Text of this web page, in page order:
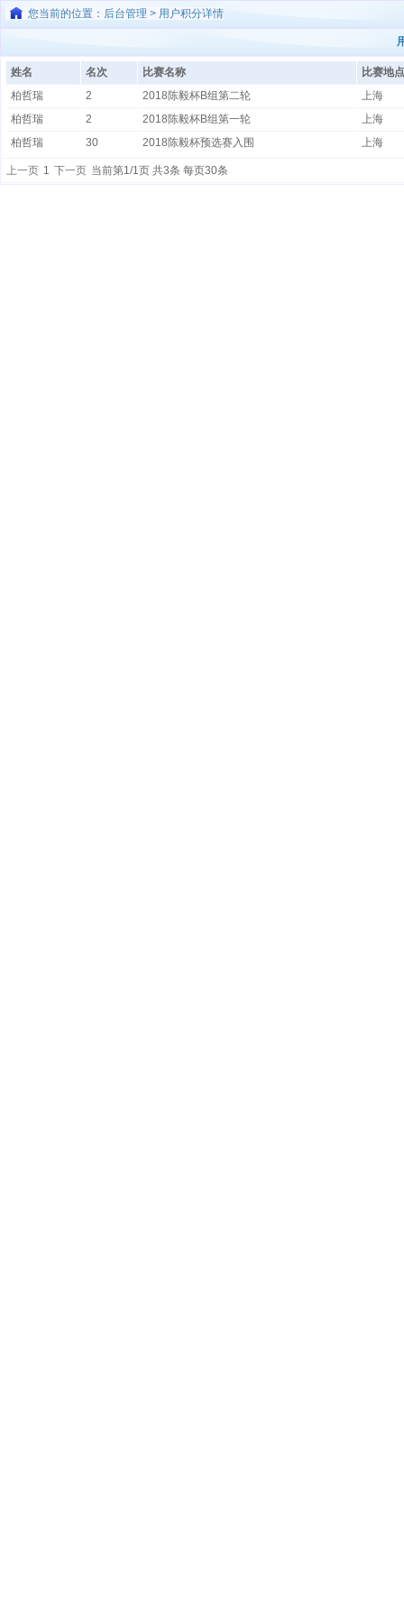
您当前的位置：后台管理 > 用户积分详情
姓名 名次 比赛名称
比赛地点
柏哲瑞
2 2018陈毅杯B组第二轮
上海
柏哲瑞
2 2018陈毅杯B组第一轮
上海
柏哲瑞
30 2018陈毅杯预选赛入围 上海
上一页 1 下一页 当前第1/1页 共3条 每页30条